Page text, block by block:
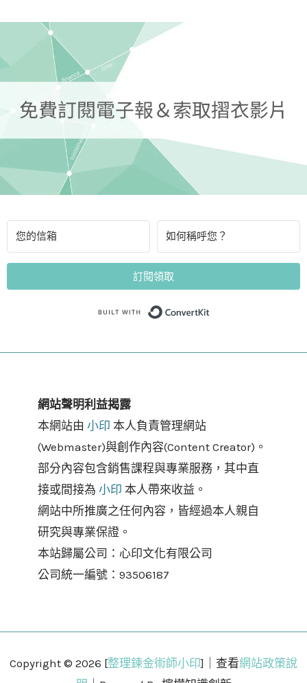
訂閱領取
網站聲明利益揭露
本網站由 小印 本人負責管理網站
(Webmaster)與創作內容(Content Creator)。
部分內容包含銷售課程與專業服務，其中直
接或間接為 小印 本人帶來收益。
網站中所推廣之任何內容，皆經過本人親自
研究與專業保證。
本站歸屬公司：心印文化有限公司
公司統一編號：93506187
Copyright © 2026 [整理鍊金術師小印]｜查看網站政策說